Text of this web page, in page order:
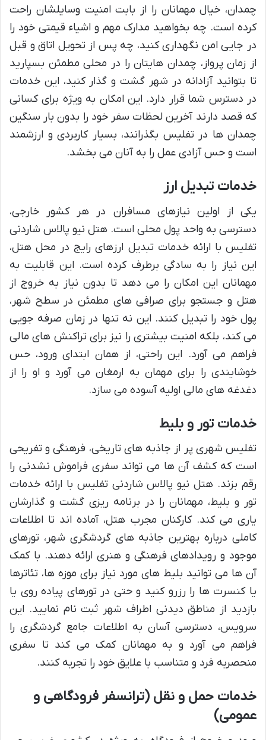
چمدان، خیال مهمانان را از بابت امنیت وسایلشان راحت
کرده است. چه بخواهید مدارک مهم و اشیاء قیمتی خود را
در جایی امن نگهداری کنید، چه پس از تحویل اتاق و قبل
از زمان پرواز، چمدان هایتان را در محلی مطمئن بسپارید
تا بتوانید آزادانه در شهر گشت و گذار کنید، این خدمات
در دسترس شما قرار دارد. این امکان به ویژه برای کسانی
که قصد دارند آخرین لحظات سفر خود را بدون بار سنگین
چمدان ها در تفلیس بگذرانند، بسیار کاربردی و ارزشمند
است و حس آزادی عمل را به آنان می بخشد.
خدمات تبدیل ارز
یکی از اولین نیازهای مسافران در هر کشور خارجی،
دسترسی به واحد پول محلی است. هتل نیو پالاس شاردنی
تفلیس با ارائه خدمات تبدیل ارزهای رایج در محل هتل،
این نیاز را به سادگی برطرف کرده است. این قابلیت به
مهمانان این امکان را می دهد تا بدون نیاز به خروج از
هتل و جستجو برای صرافی های مطمئن در سطح شهر،
پول خود را تبدیل کنند. این نه تنها در زمان صرفه جویی
می کند، بلکه امنیت بیشتری را نیز برای تراکنش های مالی
فراهم می آورد. این راحتی، از همان ابتدای ورود، حس
خوشایندی را برای مهمان به ارمغان می آورد و او را از
دغدغه های مالی اولیه آسوده می سازد.
خدمات تور و بلیط
تفلیس شهری پر از جاذبه های تاریخی، فرهنگی و تفریحی
است که کشف آن ها می تواند سفری فراموش نشدنی را
رقم بزند. هتل نیو پالاس شاردنی تفلیس با ارائه خدمات
تور و بلیط، مهمانان را در برنامه ریزی گشت و گذارشان
یاری می کند. کارکنان مجرب هتل، آماده اند تا اطلاعات
کاملی درباره بهترین جاذبه های گردشگری شهر، تورهای
موجود و رویدادهای فرهنگی و هنری ارائه دهند. با کمک
آن ها می توانید بلیط های مورد نیاز برای موزه ها، تئاترها
یا کنسرت ها را رزرو کنید و حتی در تورهای پیاده روی یا
بازدید از مناطق دیدنی اطراف شهر ثبت نام نمایید. این
سرویس، دسترسی آسان به اطلاعات جامع گردشگری را
فراهم می آورد و به مهمانان کمک می کند تا سفری
منحصربه فرد و متناسب با علایق خود را تجربه کنند.
خدمات حمل و نقل (ترانسفر فرودگاهی و
عمومی)